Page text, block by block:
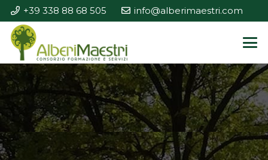
+39 338 88 68 505 info@alberimaestri.com